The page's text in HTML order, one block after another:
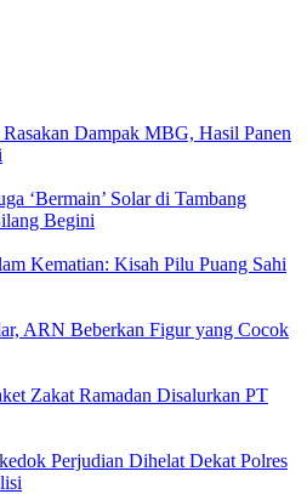
Dampak MBG, Hasil Panen
‘Bermain’ Solar di Tambang
Begini
Kematian: Kisah Pilu Puang Sahi
ARN Beberkan Figur yang Cocok
Zakat Ramadan Disalurkan PT
Perjudian Dihelat Dekat Polres